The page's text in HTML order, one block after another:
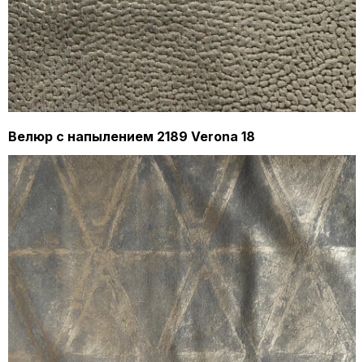
Велюр с напылением 2189 Verona 18